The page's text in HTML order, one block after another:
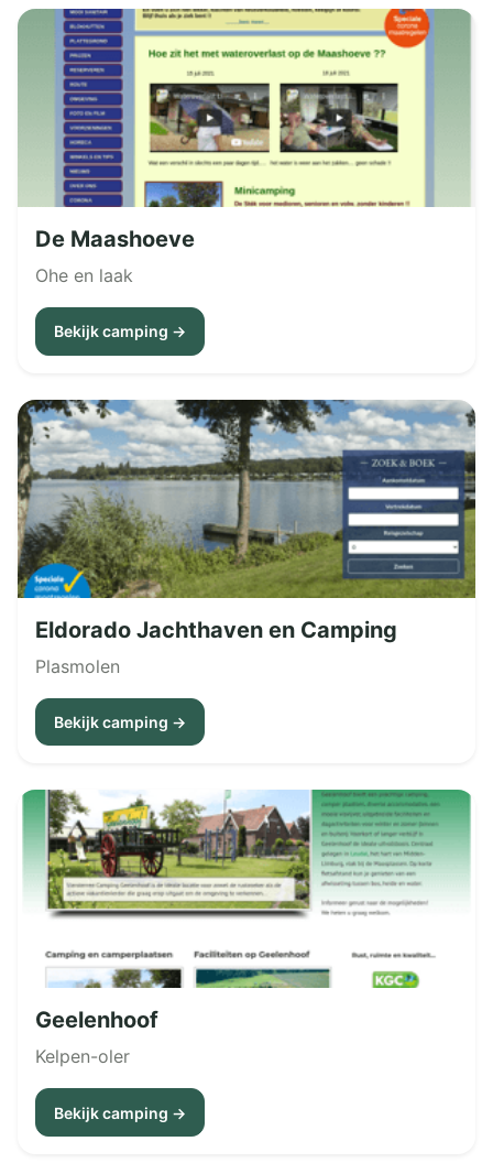
De Maashoeve
Ohe en laak
Bekijk camping →
Eldorado Jachthaven en Camping
Plasmolen
Bekijk camping →
Geelenhoof
Kelpen-oler
Bekijk camping →